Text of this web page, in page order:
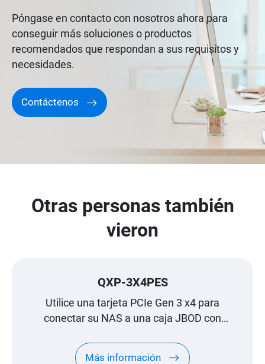
Póngase en contacto con nosotros ahora para
conseguir más soluciones o productos
recomendados que respondan a sus requisitos y
necesidades.
Contáctenos
Otras personas también
vieron
QXP-3X4PES
Utilice una tarjeta PCIe Gen 3 x4 para
conectar su NAS a una caja JBOD con
Más información